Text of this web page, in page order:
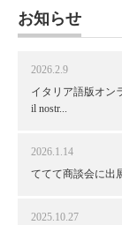
お知らせ
2026.2.9
イタリア語版オン
il nostr...
2026.1.14
ててて商談会に出
2025.10.27